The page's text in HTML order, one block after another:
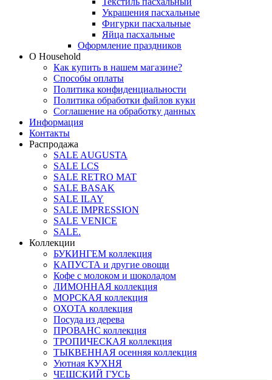
Украшения пасхальные
Фигурки пасхальные
Яйца пасхальные
Оформление праздников
О Household
Как купить в нашем магазине?
Способы оплаты
Политика конфиденциальности
Политика обработки файлов куки
Соглашение на обработку данных
Информация
Контакты
Распродажа
SALE AUGUSTA
SALE LCS
SALE RETRO MAT
SALE BASAK
SALE ILAY
SALE IMPRESSION
SALE VENICE
SALE.
Коллекции
БУКИНГЕМ коллекция
КАПУСТА и другие овощи
Кофе с молоком и шоколадом
ЛИМОННАЯ коллекция
МОРСКАЯ коллекция
ОХОТА коллекция
Посуда из дерева
ПРОВАНС коллекция
ТРОПИЧЕСКАЯ коллекция
ТЫКВЕННАЯ осенняя коллекция
Уютная КУХНЯ
ЧЕШСКИЙ ГУСЬ